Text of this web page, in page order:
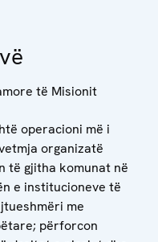
të Misionit
operacioni më i
organizatë
të gjitha komunat në
e institucioneve të
me
përforcon